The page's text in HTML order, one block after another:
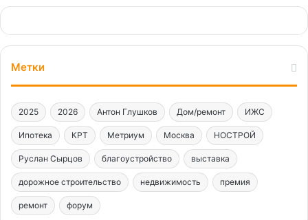
Метки
2025 2026 Антон Глушков Дом/ремонт ИЖС
Ипотека КРТ Метриум Москва НОСТРОЙ
Руслан Сырцов благоустройство выставка
дорожное строительство недвижимость премия
ремонт форум